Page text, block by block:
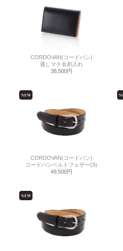
CORDOVAN(コードバン)
通しマチ名刺入れ
38,500円
CORDOVAN(コードバン)
コードバンベルトフェザー(S)
49,500円